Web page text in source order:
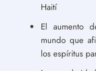
Haití
El aumento
mundo que
los espíritus